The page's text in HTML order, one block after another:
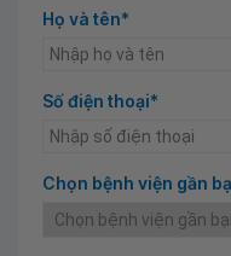
Họ và tên*
Số điện thoại*
Chọn bệnh viện gần